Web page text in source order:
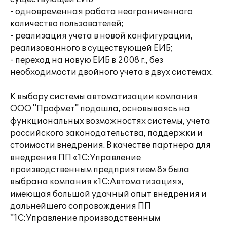
- одновременная работа неограниченного
количество пользователей;
- реализация учета в новой конфигурации,
реализованного в существующей ЕИБ;
- переход на новую ЕИБ в 2008 г., без
необходимости двойного учета в двух системах.
К выбору системы автоматизации компания
ООО "Профмет" подошла, основываясь на
функциональных возможностях системы, учета
российского законодательства, поддержки и
стоимости внедрения. В качестве партнера для
внедрения ПП «1С:Управление
производственным предприятием 8» была
выбрана компания «1С:Автоматизация»,
имеющая большой удачный опыт внедрения и
дальнейшего сопровождения ПП
"1С:Управление производственным